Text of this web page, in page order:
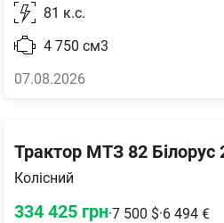
81 к.с.
4 750 см3
07.08.2026
Трактор МТЗ 82 Білорус
Колісний
334 425 грн·7 500 $·6 494 €